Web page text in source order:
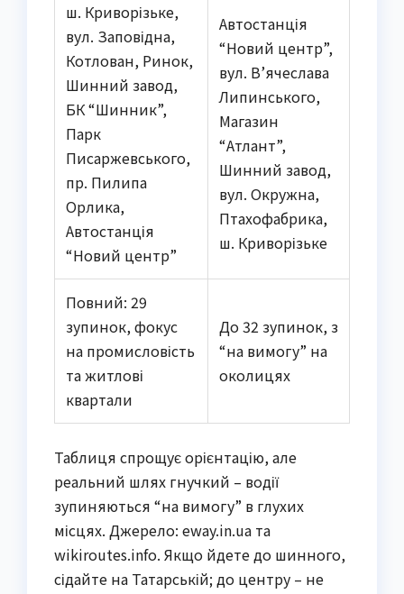
ш. Криворізьке,
вул. Заповідна,
Котлован, Ринок,
Шинний завод,
БК “Шинник”,
Парк
Писаржевського,
пр. Пилипа
Орлика,
Автостанція
“Новий центр”
Автостанція
“Новий центр”,
вул. В’ячеслава
Липинського,
Магазин
“Атлант”,
Шинний завод,
вул. Окружна,
Птахофабрика,
ш. Криворізьке
Повний: 29
зупинок, фокус
на промисловість
та житлові
квартали
До 32 зупинок, з
“на вимогу” на
околицях
Таблиця спрощує орієнтацію, але
реальний шлях гнучкий – водії
зупиняються “на вимогу” в глухих
місцях. Джерело: eway.in.ua та
wikiroutes.info. Якщо йдете до шинного,
сідайте на Татарській; до центру – не